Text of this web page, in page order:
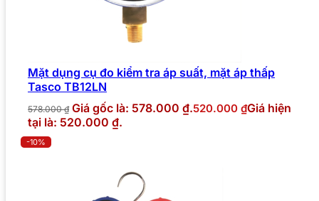
Mặt dụng cụ đo kiểm tra áp suất, mặt áp thấp
Tasco TB12LN
578.000₫ Giá gốc là: 578.000 ₫.520.000 ₫Giá hiện
tại là: 520.000 ₫.
-10%